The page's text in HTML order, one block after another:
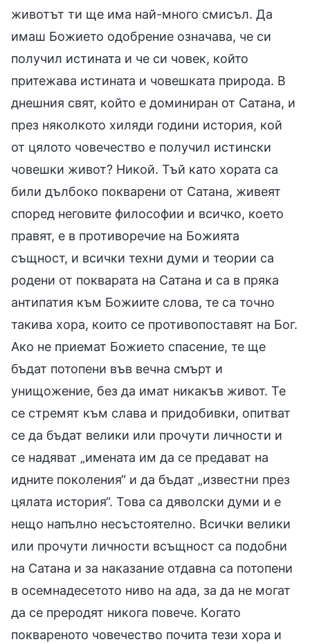
животът ти ще има най-много смисъл. Да
имаш Божието одобрение означава, че си
получил истината и че си човек, който
притежава истината и човешката природа. В
днешния свят, който е доминиран от Сатана, и
през няколкото хиляди години история, кой
от цялото човечество е получил истински
човешки живот? Никой. Тъй като хората са
били дълбоко покварени от Сатана, живеят
според неговите философии и всичко, което
правят, е в противоречие на Божията
същност, и всички техни думи и теории са
родени от покварата на Сатана и са в пряка
антипатия към Божиите слова, те са точно
такива хора, които се противопоставят на Бог.
Ако не приемат Божието спасение, те ще
бъдат потопени във вечна смърт и
унищожение, без да имат никакъв живот. Те
се стремят към слава и придобивки, опитват
се да бъдат велики или прочути личности и
се надяват „имената им да се предават на
идните поколения“ и да бъдат „известни през
цялата история“. Това са дяволски думи и е
нещо напълно несъстоятелно. Всички велики
или прочути личности всъщност са подобни
на Сатана и за наказание отдавна са потопени
в осемнадесетото ниво на ада, за да не могат
да се преродят никога повече. Когато
поквареното човечество почита тези хора и